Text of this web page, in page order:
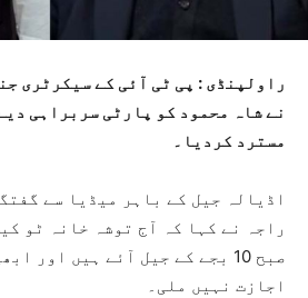
راولپنڈی : پی ٹی آئی کے سیکرٹری
نے شاہ محمود کو پارٹی سربراہی
مسترد کردیا۔
اڈیالہ جیل کے باہر میڈیا سے
راجہ نے کہا کہ آج توشہ خانہ ٹو
صبح 10 بجے کے جیل آئے ہیں اور
اجازت نہیں ملی۔